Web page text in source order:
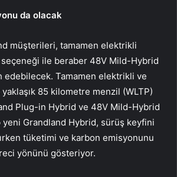
da olacak
müşterileri, tamamen elektrikli
ile beraber 48V Mild-Hybrid
edebilecek. Tamamen elektrikli ve
85 kilometre menzil (WLTP)
Plug-in Hybrid ve 48V Mild-Hybrid
Grandland Hybrid, sürüş keyfini
tüketimi ve karbon emisyonunu
yönünü gösteriyor.